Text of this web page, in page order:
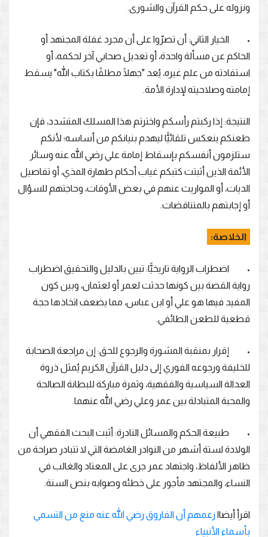
ونزوله على حكم القرآن والشورى.
• الخيار الثاني: أن تصرّوا على أن مجرد غفلة المجتهد أو
الحاكم عن مسألة واحدة، أو تعديل صحابي آخر لحكمه، أو
استفادته من علم غيره، يُعد "جهلًا مطلقًا بكتاب الله" يسقط
إمامته وصلاحيته لإدارة الأمة.
النتيجة: إذا ركبتم رأسكم واخترتم هذا المسلك المتشدد، فإن
طعنكم ينعكس تلقائيًّا ليهدم بنيانكم من أساسه؛ لأنكم
ستلزمون أنفسكم بإسقاط إمامة علي رضي الله عنه وسائر
الأئمة الذين أثبتت كتبكم غياب أحكام طهارة المذي، أو تفاصيل
الديات، أو المواريث عنهم في بعض الأوقات، وحاجتهم للسؤال
أو إجابتهم بالمتناقضات.
الخلاصة:
• اضطراب الرواية تاريخيًّا: تبين بالدليل والتحقيق اضطراب
رواية القصة بين كونها حدثت لعمر أو لعثمان، وبين كون
المفيد فيها هو علي أو ابن عباس، مما يضعف اتخاذها حجة
قطعية للطعن الطائفي.
• إقرار بمنقبة المشورة والرجوع للحق: إن مراجعة الصحابة
للخليفة ورجوعه الفوري إلى دليل القرآن الكريم يُمثل ذروة
العدالة السياسية والفقهية، وثمرة مباركة للبطانة الصالحة
والمحبة المتبادلة بين عمر وعلي رضي الله عنهما.
• طبيعة الحكم والمسائل النادرة: أثبت البحث الفقهي أن
الولادة لستة أشهر من النوادر الغامضة التي لا تتبادر صراحة من
ظاهر الألفاظ، واجتهاد عمر جرى على المعتاد والغالب في
النساء، والمجتهد مأجور على خطئه وصوابه بنص السنة.
اقرأ أيضا|زعمهم أن الفاروق رضي الله عنه منع من التسمي
بأسماء الأنبياء